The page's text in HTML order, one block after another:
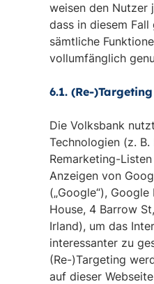
weisen den Nutzer
dass in diesem
sämtliche
vollumfänglich
6.1. (Re-)Targeting
Die Volksbank
Technologien (z. B.
Remarketing-
Anzeigen von
(„Google“),
House, 4 Barrow
Irland), um das
interessanter zu
(Re-)Targeting
auf dieser